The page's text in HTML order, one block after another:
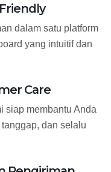
dalam satu platform
yang intuitif dan
Care
siap membantu Anda
dan selalu